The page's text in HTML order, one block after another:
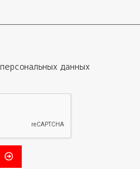
персональных данных